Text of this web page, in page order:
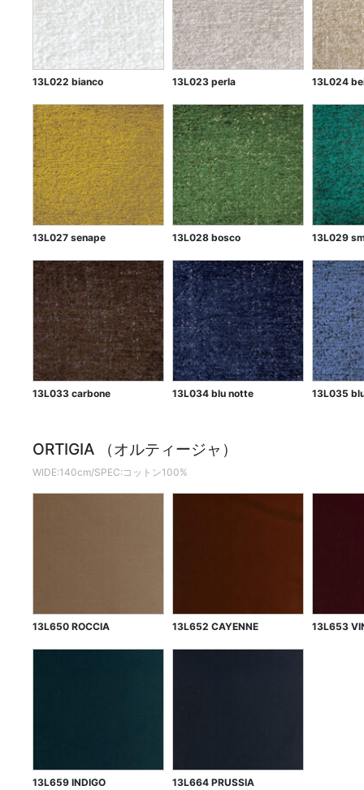
13L022 bianco 13L023 perla 13L024
13L027 senape 13L028 bosco 13L029
13L033 carbone 13L034 blu notte 13L035
ORTIGIA （オルティージャ）
WIDE:140cm/SPEC:コットン100%
13L650 ROCCIA 13L652 CAYENNE 13L653
13L659 INDIGO 13L664 PRUSSIA